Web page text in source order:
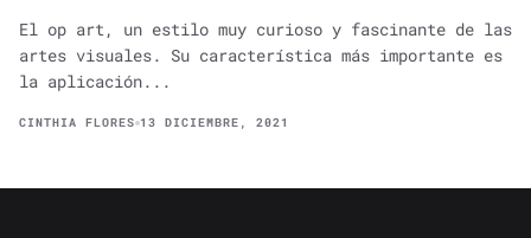
El op art, un estilo muy curioso y fascinante de las
artes visuales. Su característica más importante es
la aplicación...
CINTHIA FLORES 13 DICIEMBRE, 2021